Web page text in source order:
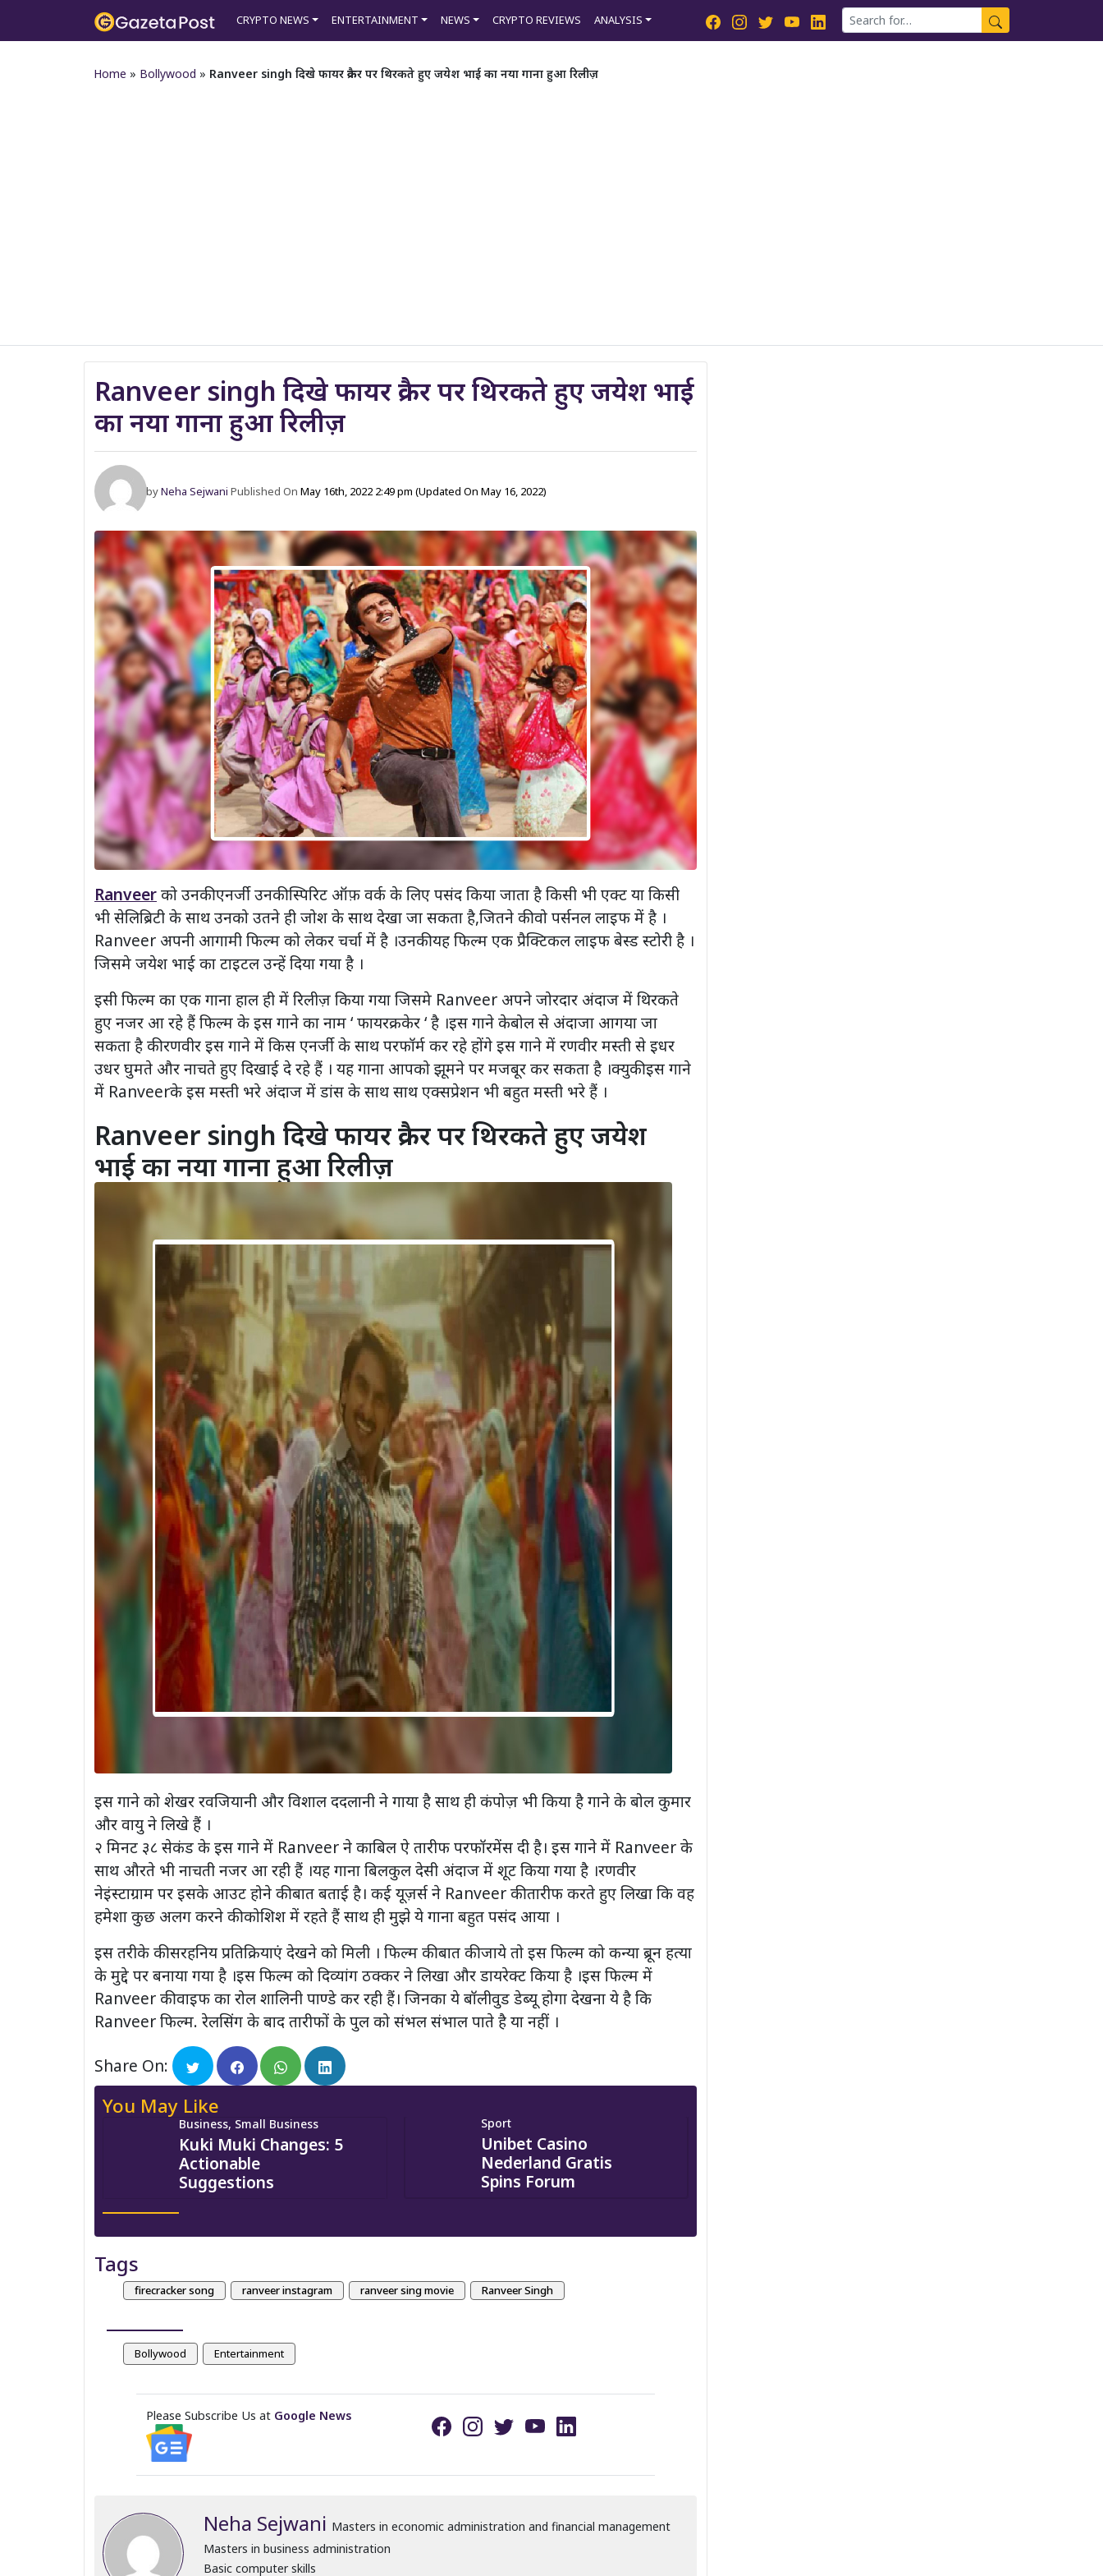
CRYPTO NEWS ENTERTAINMENT NEWS CRYPTO REVIEWS ANALYSIS
Home » Bollywood » Ranveer singh दिखे फायर क्रैकर पर थिरकते हुए जयेश भाई का नया गाना हुआ रिलीज़
Ranveer singh दिखे फायर क्रैकर पर थिरकते हुए जयेश भाई
का नया गाना हुआ रिलीज़
byNeha Sejwani Published OnMay 16th, 2022 2:49 pm(Updated On May 16, 2022)
Ranveerको उनकी एनर्जी उनकी स्पिरिट ऑफ़ वर्क के लिए पसंद किया जाता है किसी भी एक्ट या किसी
भी सेलिब्रिटी के साथ उनको उतने ही जोश के साथ देखा जा सकता है,जितने की वो पर्सनल लाइफ में है ।
Ranveer अपनी आगामी फिल्म को लेकर चर्चा में है ।उनकी यह फिल्म एक प्रैक्टिकल लाइफ बेस्ड स्टोरी है ।
जिसमे जयेश भाई का टाइटल उन्हें दिया गया है ।
इसी फिल्म का एक गाना हाल ही में रिलीज़ किया गया जिसमे Ranveer अपने जोरदार अंदाज में थिरकते
हुए नजर आ रहे हैं फिल्म के इस गाने का नाम ‘ फायरक्रकेर ‘ है ।इस गाने केबोल से अंदाजा आगया जा
सकता है की रणवीर इस गाने में किस एनर्जी के साथ परफॉर्म कर रहे होंगे इस गाने में रणवीर मस्ती से इधर
उधर घुमते और नाचते हुए दिखाई दे रहे हैं । यह गाना आपको झूमने पर मजबूर कर सकता है ।क्युकी इस गाने
में Ranveerके इस मस्ती भरे अंदाज में डांस के साथ साथ एक्सप्रेशन भी बहुत मस्ती भरे हैं ।
Ranveer singh दिखे फायर क्रैकर पर थिरकते हुए जयेश
भाई का नया गाना हुआ रिलीज़
इस गाने को शेखर रवजियानी और विशाल ददलानी ने गाया है साथ ही कंपोज़ भी किया है गाने के बोल कुमार
और वायु ने लिखे हैं ।
२ मिनट ३८ सेकंड के इस गाने में Ranveer ने काबिल ऐ तारीफ परफॉरमेंस दी है। इस गाने में Ranveer के
साथ औरते भी नाचती नजर आ रही हैं ।यह गाना बिलकुल देसी अंदाज में शूट किया गया है ।रणवीर
नेइंस्टाग्राम पर इसके आउट होने की बात बताई है। कई यूज़र्स ने Ranveer की तारीफ करते हुए लिखा कि वह
हमेशा कुछ अलग करने की कोशिश में रहते हैं साथ ही मुझे ये गाना बहुत पसंद आया ।
इस तरीके की सरहनिय प्रतिक्रियाएं देखने को मिली । फिल्म की बात की जाये तो इस फिल्म को कन्या ब्रून हत्या
के मुद्दे पर बनाया गया है ।इस फिल्म को दिव्यांग ठक्कर ने लिखा और डायरेक्ट किया है ।इस फिल्म में
Ranveer की वाइफ का रोल शालिनी पाण्डे कर रही हैं। जिनका ये बॉलीवुड डेब्यू होगा देखना ये है कि
Ranveer फिल्म. रेलसिंग के बाद तारीफों के पुल को संभल संभाल पाते है या नहीं ।
Share On:
You May Like
Business, Small Business
Kuki Muki Changes: 5
Actionable
Suggestions
Sport
Unibet Casino
Nederland Gratis
Spins Forum
Tags
firecracker song ranveer instagram ranveer sing movie Ranveer Singh
Bollywood Entertainment
Please Subscribe Us at Google News
Neha Sejwani Masters in economic administration and financial management
Masters in business administration
Basic computer skills